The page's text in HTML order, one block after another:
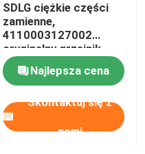
SDLG ciężkie części
zamienne,
4110003127002
oryginalny grzejnik
Assy
Najlepsza cena
Skontaktuj się z
nami